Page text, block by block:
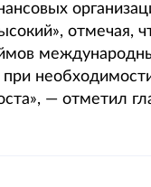
отмечая,
при
— отметил